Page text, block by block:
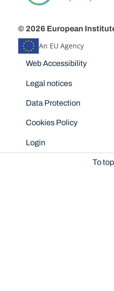
© 2026 European
An EU Agency
Disclaimers
Web Accessibility
Legal notices
Data Protection
Cookies Policy
Login
To top